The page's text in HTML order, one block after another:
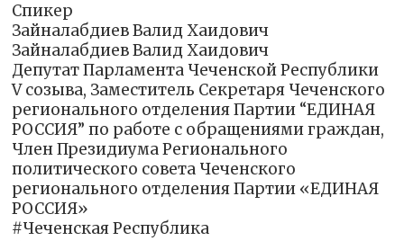
Спикер
Зайналабдиев Валид Хаидович
Зайналабдиев Валид Хаидович
Депутат Парламента Чеченской Республики
V созыва, Заместитель Секретаря Чеченского
регионального отделения Партии “ЕДИНАЯ
РОССИЯ” по работе с обращениями граждан,
Член Президиума Регионального
политического совета Чеченского
регионального отделения Партии «ЕДИНАЯ
РОССИЯ»
#Чеченская Республика